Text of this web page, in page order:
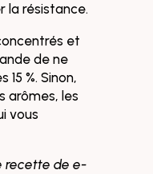
la résistance.
et
de ne
15 %. Sinon,
arômes, les
vous
recette de e-